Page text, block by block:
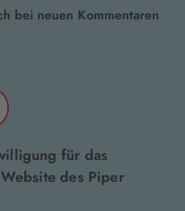
bei neuen Kommentaren
für das
des Piper